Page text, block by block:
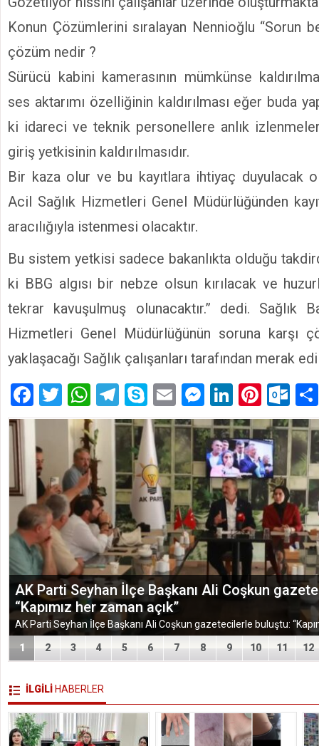
Konun Çözümlerini sıralayan Nennioğlu “Sorun
çözüm nedir ?
Sürücü kabini kamerasının mümkünse
ses aktarımı özelliğinin kaldırılması eğer buda
ki idareci ve teknik personellere anlık
giriş yetkisinin kaldırılmasıdır.
Bir kaza olur ve bu kayıtlara ihtiyaç duyulacak
Acil Sağlık Hizmetleri Genel Müdürlüğünden
aracılığıyla istenmesi olacaktır.
Bu sistem yetkisi sadece bakanlıkta olduğu
ki BBG algısı bir nebze olsun kırılacak ve
tekrar kavuşulmuş olunacaktır.” dedi. Sağlık
Hizmetleri Genel Müdürlüğünün soruna karşı
yaklaşacağı Sağlık çalışanları tarafından merak
Facebook
Twitter
WhatsApp
Telegram
SkypeEmailMessenger
LinkedIn
AK Parti Seyhan İlçe Başkanı Ali Coşkun
“Kapımız her zaman açık”
1 2 3 4 5 6 7 8 9 10 11 12
İLGİLİ HABERLER